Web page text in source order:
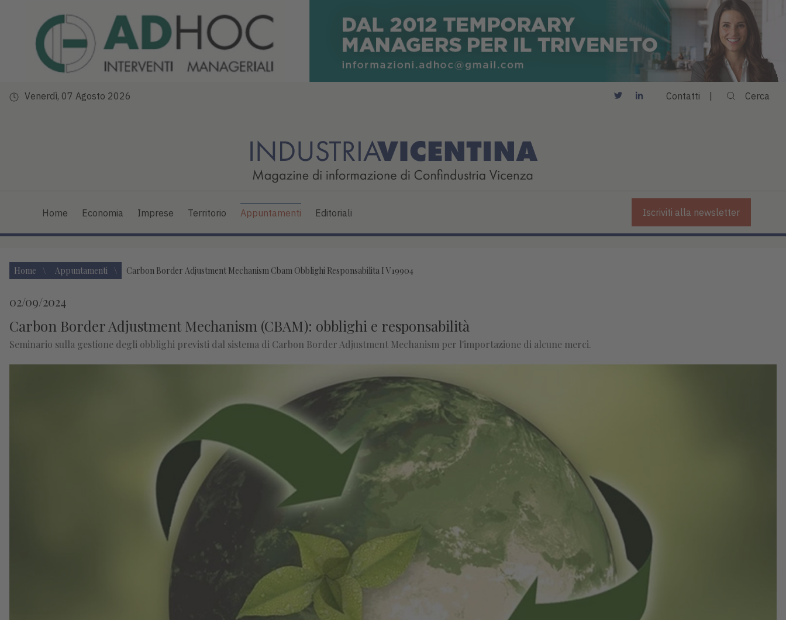
Venerdì, 07 Agosto 2026 Contatti Cerca
Home Economia Imprese Territorio Appuntamenti Editoriali Iscriviti alla newsletter
Home Appuntamenti Carbon Border Adjustment Mechanism Cbam Obblighi Responsabilita I V19904
02/09/2024
Carbon Border Adjustment Mechanism (CBAM): obblighi e responsabilità
Seminario sulla gestione degli obblighi previsti dal sistema di Carbon Border Adjustment Mechanism per l'importazione di alcune merci.